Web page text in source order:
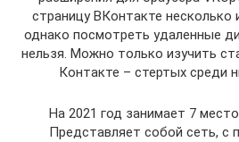
страницу ВКонтакте несколько
однако посмотреть удаленные
нельзя. Можно только изучить
Контакте – стертых среди
На 2021 год занимает 7
Представляет собой сеть,